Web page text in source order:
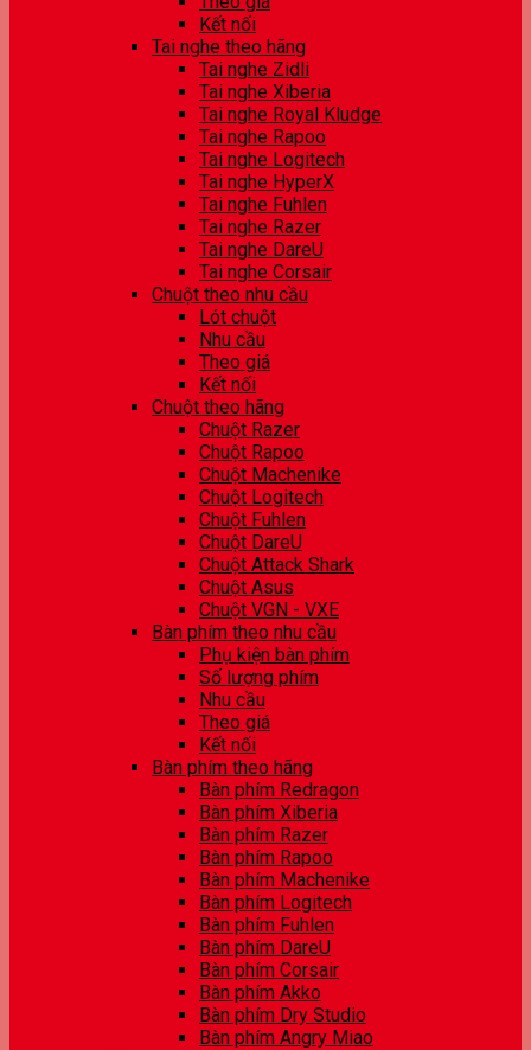
Kết nối
Tai nghe theo hãng
Tai nghe Zidli
Tai nghe Xiberia
Tai nghe Royal Kludge
Tai nghe Rapoo
Tai nghe Logitech
Tai nghe HyperX
Tai nghe Fuhlen
Tai nghe Razer
Tai nghe DareU
Tai nghe Corsair
Chuột theo nhu cầu
Lót chuột
Nhu cầu
Theo giá
Kết nối
Chuột theo hãng
Chuột Razer
Chuột Rapoo
Chuột Machenike
Chuột Logitech
Chuột Fuhlen
Chuột DareU
Chuột Attack Shark
Chuột Asus
Chuột VGN - VXE
Bàn phím theo nhu cầu
Phụ kiện bàn phím
Số lượng phím
Nhu cầu
Theo giá
Kết nối
Bàn phím theo hãng
Bàn phím Redragon
Bàn phím Xiberia
Bàn phím Razer
Bàn phím Rapoo
Bàn phím Machenike
Bàn phím Logitech
Bàn phím Fuhlen
Bàn phím DareU
Bàn phím Corsair
Bàn phím Akko
Bàn phím Dry Studio
Bàn phím Angry Miao